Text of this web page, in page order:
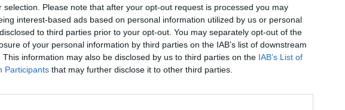
selection. Please note that after your opt-out request is processed you may
interest-based ads based on personal information utilized by us or personal
to third parties prior to your opt-out. You may separately opt-out of the
of your personal information by third parties on the IAB’s list of downstream
This information may also be disclosed by us to third parties on the IAB’s List of
Participants that may further disclose it to other third parties.
AUR s-a dus lapost TV conservator , al cărui
împărtășește aceleași valori cu George Simion: o
europene și de susținere a extremei
PDF (Lazarus)
PUSL (D.
PNȚCD
PNCR (Terheș)
Partidul